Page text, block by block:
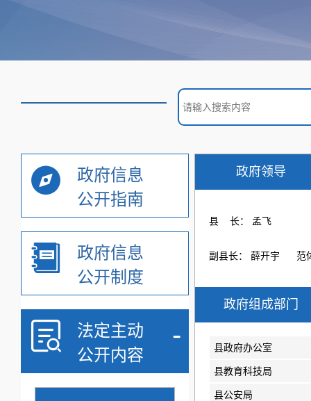
政府信息
公开指南
政府信息
公开制度
法定主动
公开内容
-
政府领导
县 长： 孟飞
副县长： 薛开宇 范
政府组成部门
县政府办公室
县教育科技局
县公安局